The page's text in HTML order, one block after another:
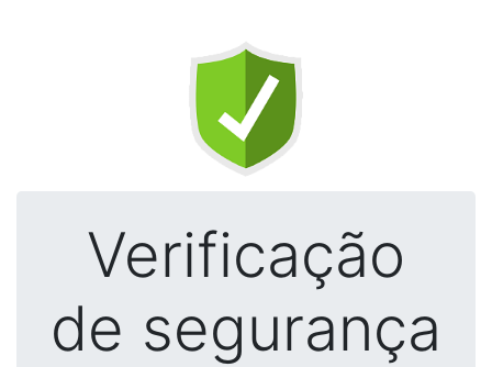
Verificação
de segurança